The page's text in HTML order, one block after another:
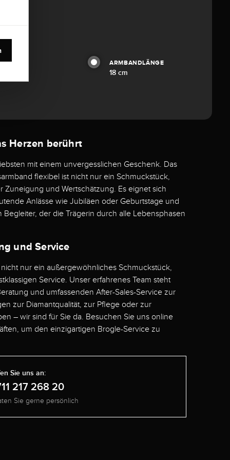
ARMBANDLÄNGE
18 cm
Herzen berührt
mit einem unvergesslichen Geschenk. Das
flexibel ist nicht nur ein Schmuckstück,
Zuneigung und Wertschätzung. Es eignet sich
Anlässe wie Jubiläen oder Geburtstage und
der die Trägerin durch alle Lebensphasen
und Service
nur ein außergewöhnliches Schmuckstück,
Service. Unser erfahrenes Team steht
und umfassenden After-Sales-Service zur
zur Diamantqualität, zur Pflege oder zur
– wir sind für Sie da. Besuchen Sie uns online
um den einzigartigen Brogle-Service zu
Sie uns an:
217 268 20
Sie gerne persönlich